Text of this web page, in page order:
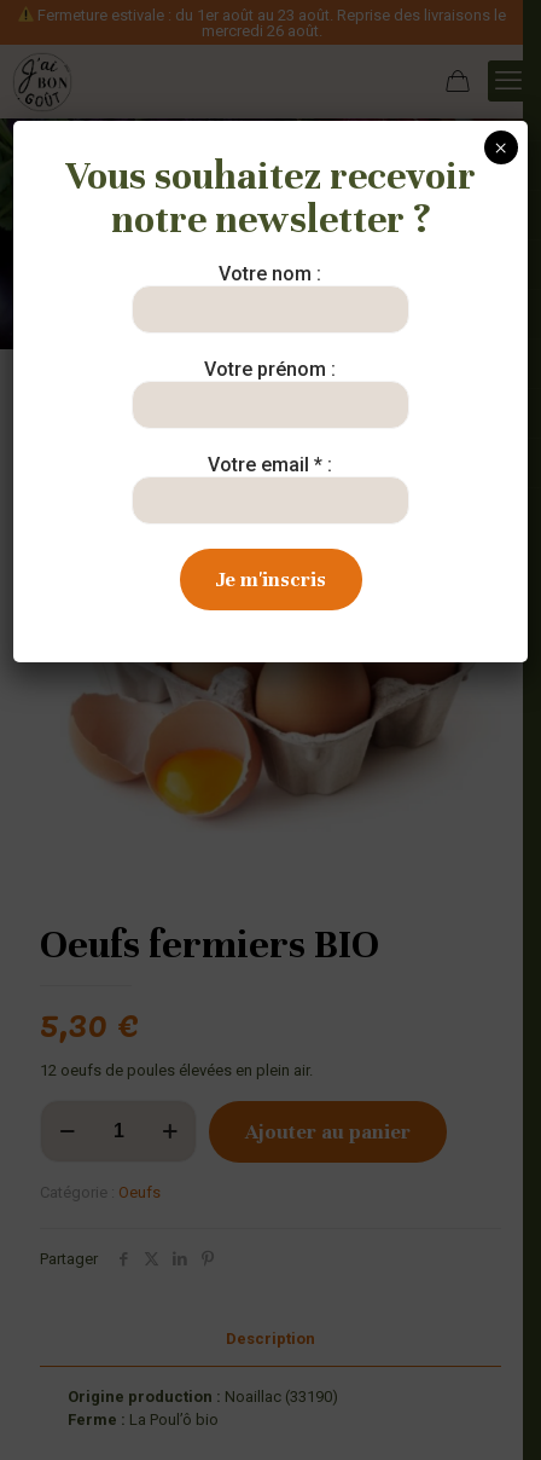
Fermeture estivale : du 1er août au 23 août. Reprise des livraisons le
mercredi 26 août.
Nos paniers
Oeufs fermiers BIO
5,30€
12 oeufs de poules élevées en plein air.
BIO
Ajouter au panier
Catégorie : Oeufs
Partager
Description
Origine production : Noaillac (33190)
Ferme : La Poul’ô bio
Vous souhaitez recevoir
notre newsletter ?
Votre nom :
Votre prénom :
Votre email * :
×